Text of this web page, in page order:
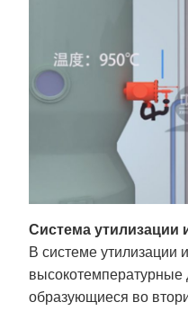
Система утилизации
В системе утилизации
образующиеся во